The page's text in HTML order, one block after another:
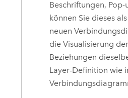
Beschriftungen, Pop-
können Sie dieses
neuen
die Visualisierung
Beziehungen
Layer-Definition wie